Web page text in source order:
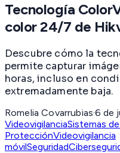
Tecnología
color 24/7 de
Descubre cómo la
permite capturar
horas, incluso en
extremadamente baja.
Romelia Covarrubias·6 de
VideovigilanciaSistemas
ProtecciónVideovigilancia
móvilSeguridad